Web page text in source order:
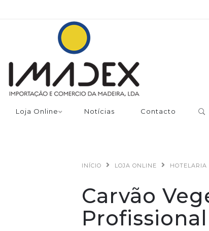
Loja Online Notícias Contacto
INÍCIO LOJA ONLINE HOTELARIA
Carvão
Profissional